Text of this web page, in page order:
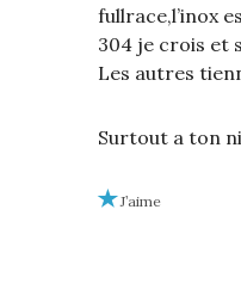
fullrace,l’inox
304 je crois et
Les autres
Surtout a ton
J’aime